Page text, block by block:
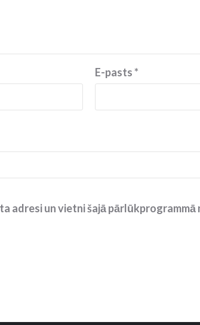
E-pasts*
adresi un vietni šajā pārlūkprogrammā